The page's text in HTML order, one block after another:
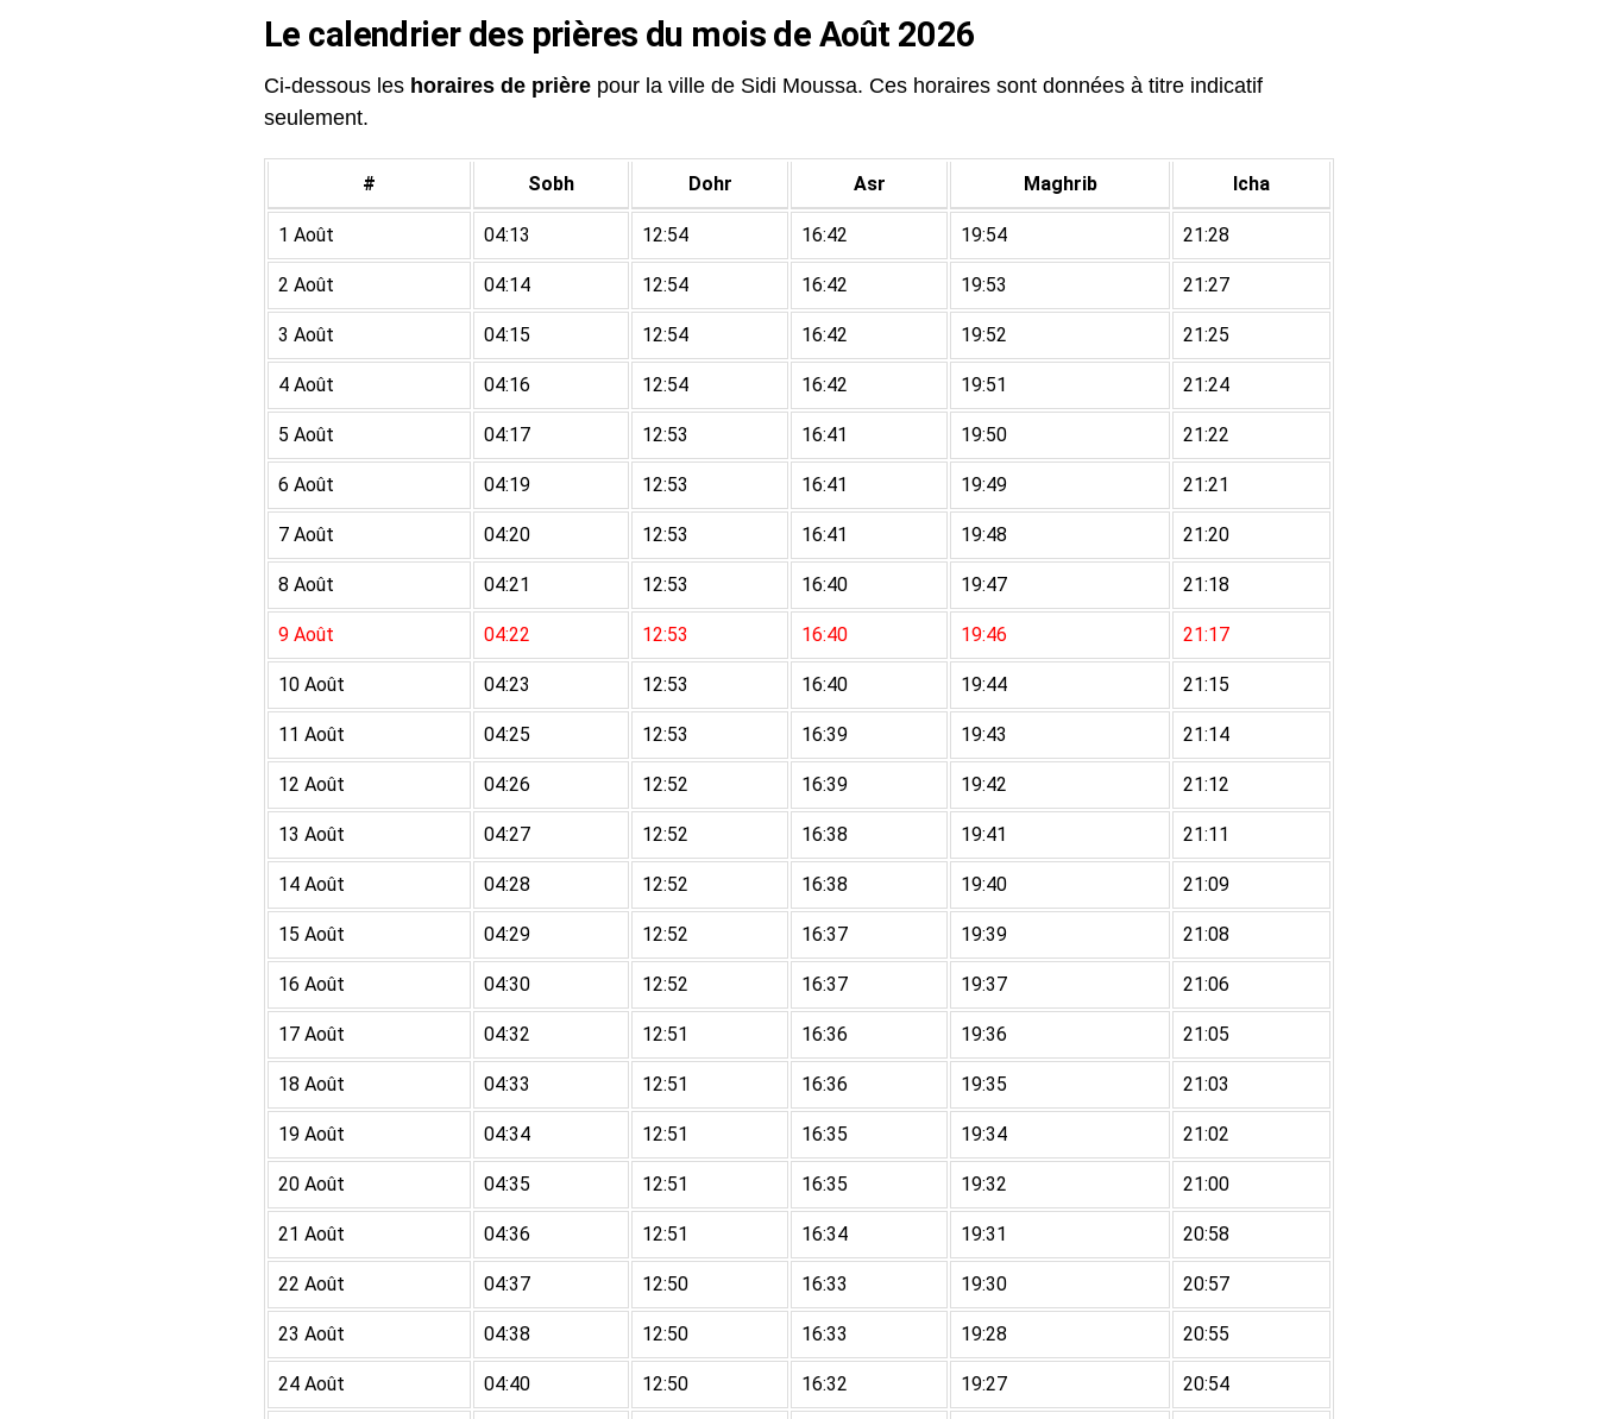
Le calendrier des prières du mois de Août 2026
Ci-dessous les horaires de prière pour la ville de Sidi Moussa. Ces horaires sont données à titre indicatif
seulement.
# Sobh Dohr Asr Maghrib Icha
1 Août 04:13 12:54 16:42 19:54 21:28
2 Août 04:14 12:54 16:42 19:53 21:27
3 Août 04:15 12:54 16:42 19:52 21:25
4 Août 04:16 12:54 16:42 19:51 21:24
5 Août 04:17 12:53 16:41 19:50 21:22
6 Août 04:19 12:53 16:41 19:49 21:21
7 Août 04:20 12:53 16:41 19:48 21:20
8 Août 04:21 12:53 16:40 19:47 21:18
9 Août 04:22 12:53 16:40 19:46 21:17
10 Août 04:23 12:53 16:40 19:44 21:15
11 Août 04:25 12:53 16:39 19:43 21:14
12 Août 04:26 12:52 16:39 19:42 21:12
13 Août 04:27 12:52 16:38 19:41 21:11
14 Août 04:28 12:52 16:38 19:40 21:09
15 Août 04:29 12:52 16:37 19:39 21:08
16 Août 04:30 12:52 16:37 19:37 21:06
17 Août 04:32 12:51 16:36 19:36 21:05
18 Août 04:33 12:51 16:36 19:35 21:03
19 Août 04:34 12:51 16:35 19:34 21:02
20 Août 04:35 12:51 16:35 19:32 21:00
21 Août 04:36 12:51 16:34 19:31 20:58
22 Août 04:37 12:50 16:33 19:30 20:57
23 Août 04:38 12:50 16:33 19:28 20:55
24 Août 04:40 12:50 16:32 19:27 20:54